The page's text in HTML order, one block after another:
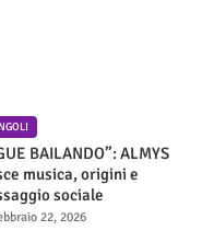
BAILANDO”: ALMYS
musica, origini e
sociale
22, 2026